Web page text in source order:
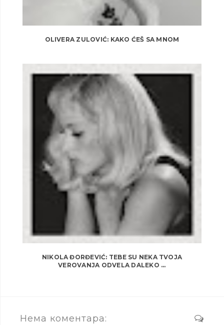
OLIVERA ZULOVIĆ: KAKO ĆEŠ SA MNOM
NIKOLA ĐORĐEVIĆ: TEBE SU NEKA TVOJA
VEROVANJA ODVELA DALEKO ...
Нема коментара: